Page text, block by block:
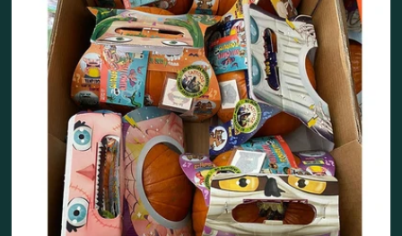
Abrir medios 1 en modal